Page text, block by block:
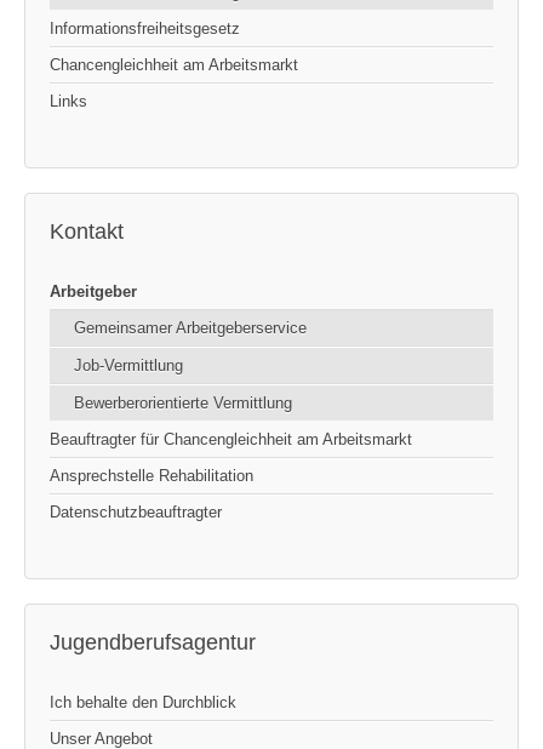
Informationsfreiheitsgesetz
Chancengleichheit am Arbeitsmarkt
Links
Kontakt
Arbeitgeber
Gemeinsamer Arbeitgeberservice
Job-Vermittlung
Bewerberorientierte Vermittlung
Beauftragter für Chancengleichheit am Arbeitsmarkt
Ansprechstelle Rehabilitation
Datenschutzbeauftragter
Jugendberufsagentur
Ich behalte den Durchblick
Unser Angebot